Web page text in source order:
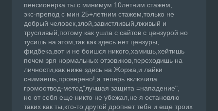
пенсионерка ты с минимум 10летним стажем,
экс-препод с мин 25+летним стажем,только не
добрый человек,злой,завистливый,лживый и
трусливый,потому как ушла с сайтов с цензурой но
тусишь на этом,так как здесь нет цензуры,
фидбека,вот и не боишся никого,хамишь,хейтишь
почем зря нормальных отзовиков,переходишь на
личности,как ниже здесь на Жоржа,и лайки
снимаешь,проверено!,а теперь включила
громоотвод-метод"лучшая защита =нападение",
но от себя еще никто не убежал,не я остановлю
таких как ты,кто-то другой дропнет тебя и еще троих